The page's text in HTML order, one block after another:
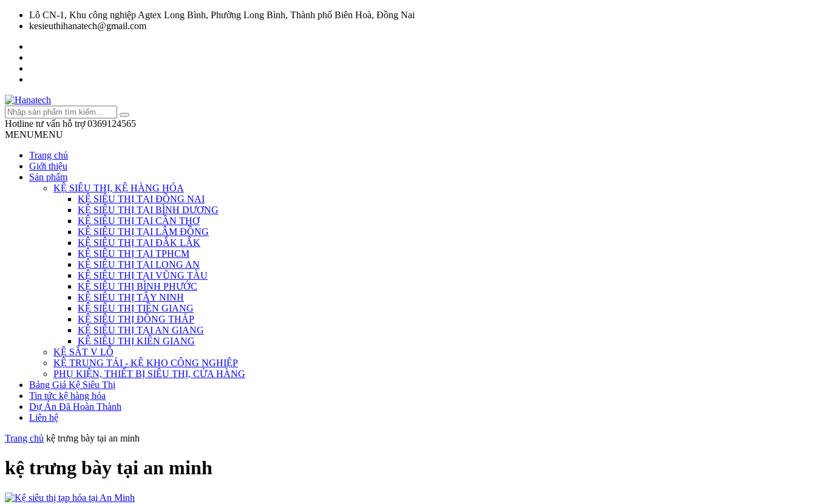
Lô CN-1, Khu công nghiệp Agtex Long Bình, Phường Long Bình, Thành phố Biên Hoà, Đồng Nai
kesieuthihanatech@gmail.com
Hotline tư vấn hỗ trợ 0369124565
MENUMENU
Trang chủ
Giới thiệu
Sản phẩm
KỆ SIÊU THỊ, KỆ HÀNG HÓA
KỆ SIÊU THỊ TẠI ĐỒNG NAI
KỆ SIÊU THỊ TẠI BÌNH DƯƠNG
KỆ SIÊU THỊ TẠI CẦN THƠ
KỆ SIÊU THỊ TẠI LÂM ĐỒNG
KỆ SIÊU THỊ TẠI ĐẮK LẮK
KỆ SIÊU THỊ TẠI TPHCM
KỆ SIÊU THỊ TẠI LONG AN
KỆ SIÊU THỊ TẠI VŨNG TÀU
KỆ SIÊU THỊ BÌNH PHƯỚC
KỆ SIÊU THỊ TÂY NINH
KỆ SIÊU THỊ TIỀN GIANG
KỆ SIÊU THỊ ĐỒNG THÁP
KỆ SIÊU THỊ TẠI AN GIANG
KỆ SIÊU THỊ KIÊN GIANG
KỆ SẮT V LỖ
KỆ TRUNG TẢI - KỆ KHO CÔNG NGHIỆP
PHỤ KIỆN, THIẾT BỊ SIÊU THỊ, CỬA HÀNG
Bảng Giá Kệ Siêu Thị
Tin tức kệ hàng hóa
Dự Án Đã Hoàn Thành
Liên hệ
Trang chủ kệ trưng bày tại an minh
kệ trưng bày tại an minh